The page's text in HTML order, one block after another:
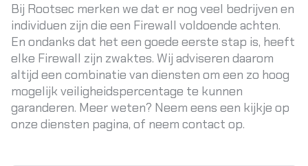
Bij Rootsec merken we dat er nog veel bedrijven en
individuen zijn die een Firewall voldoende achten.
En ondanks dat het een goede eerste stap is, heeft
elke Firewall zijn zwaktes. Wij adviseren daarom
altijd een combinatie van diensten om een zo hoog
mogelijk veiligheidspercentage te kunnen
garanderen. Meer weten? Neem eens een kijkje op
onze diensten pagina, of neem contact op.